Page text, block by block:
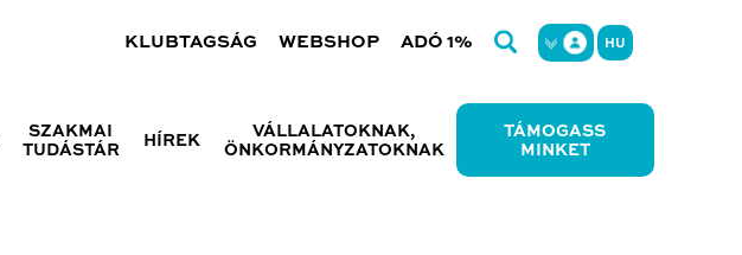
KLUBTAGSÁG WEBSHOP ADÓ 1% HU
SZAKMAI
TUDÁSTÁR
HÍREK
VÁLLALATOKNAK,
ÖNKORMÁNYZATOKNAK
TÁMOGASS
MINKET